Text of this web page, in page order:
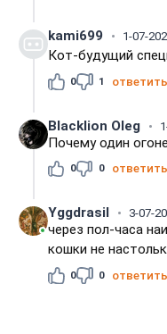
kami699 1-07-
Кот-будущий
0 1 ответить
Blacklion Oleg
Почему один
0 0 ответить
Yggdrasil 3-07-
через пол-часа
кошки не
0 0 ответить